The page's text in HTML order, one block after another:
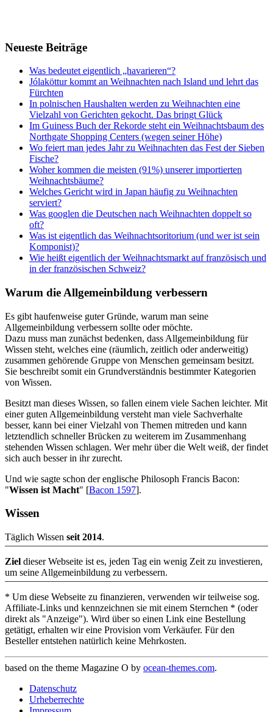
Neueste Beiträge
Was bedeutet eigentlich „havarieren“?
Jólaköttur kommt an Weihnachten nach Island und lehrt das
Fürchten
In polnischen Haushalten werden zu Weihnachten eine
Vielzahl von Gerichten gekocht. Das bringt Glück
Im Guiness Buch der Rekorde steht ein Weihnachtsbaum des
Northgate Shopping Centers (wegen seiner Höhe)
Wo feiert man jedes Jahr zu Weihnachten das Fest der Sieben
Fische?
Woher kommen die meisten (91%) unserer importierten
Weihnachtsbäume?
Welches Gericht wird in Japan häufig zu Weihnachten
serviert?
Was googlen die Deutschen nach Weihnachten doppelt so
oft?
Was ist eigentlich das Weihnachtsoritorium (und wer ist sein
Komponist)?
Wie heißt eigentlich der Weihnachtsmarkt auf französisch und
in der französischen Schweiz?
Warum die Allgemeinbildung verbessern
Es gibt haufenweise guter Gründe, warum man seine
Allgemeinbildung verbessern sollte oder möchte.
Dazu muss man zunächst bedenken, dass Allgemeinbildung für
Wissen steht, welches eine (räumlich, zeitlich oder anderweitig)
zusammen gehörende Gruppe von Menschen gemeinsam besitzt.
Sie beschreibt somit ein Grundverständnis bestimmter Kategorien
von Wissen.
Besitzt man dieses Wissen, so fallen einem viele Sachen leichter. Mit
einer guten Allgemeinbildung versteht man viele Sachverhalte
besser, kann bei einer Vielzahl von Themen mitreden und kann
letztendlich schneller Brücken zu weiterem im Zusammenhang
stehenden Wissen schlagen. Wer mehr über die Welt weiß, der findet
sich auch besser in ihr zurecht.
Und wie sagte schon der englische Philosoph Francis Bacon:
"Wissen ist Macht" [Bacon 1597].
Wissen
Täglich Wissen seit 2014.
Ziel dieser Webseite ist es, jeden Tag ein wenig Zeit zu investieren,
um seine Allgemeinbildung zu verbessern.
* Um diese Webseite zu finanzieren, verwenden wir teilweise sog.
Affiliate-Links und kennzeichnen sie mit einem Sternchen * (oder
direkt als "Anzeige"). Wird über so einen Link eine Bestellung
getätigt, erhalten wir eine Provision vom Verkäufer. Für den
Besteller entstehen natürlich keine Mehrkosten.
based on the theme Magazine O by ocean-themes.com.
Datenschutz
Urheberrechte